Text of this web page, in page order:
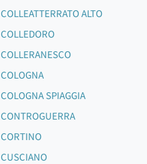
COLLEATTERRATO ALTO
COLLEDORO
COLLERANESCO
COLOGNA
COLOGNA SPIAGGIA
CONTROGUERRA
CORTINO
CUSCIANO